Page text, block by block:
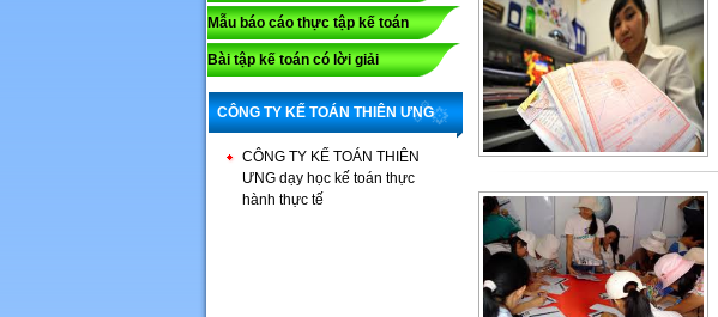
Mẫu báo cáo thực tập kế toán
Bài tập kế toán có lời giải
CÔNG TY KẾ TOÁN THIÊN ƯNG
CÔNG TY KẾ TOÁN THIÊN
ƯNG dạy học kế toán thực
hành thực tế